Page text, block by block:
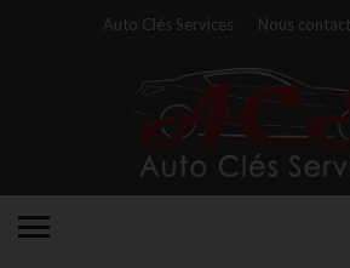
Auto Clés Services Nous